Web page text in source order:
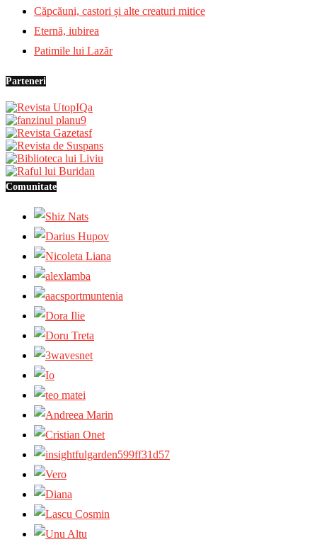
Căpcăuni, castori și alte creaturi mitice
Eternă, iubirea
Patimile lui Lazăr
Parteneri
Comunitate